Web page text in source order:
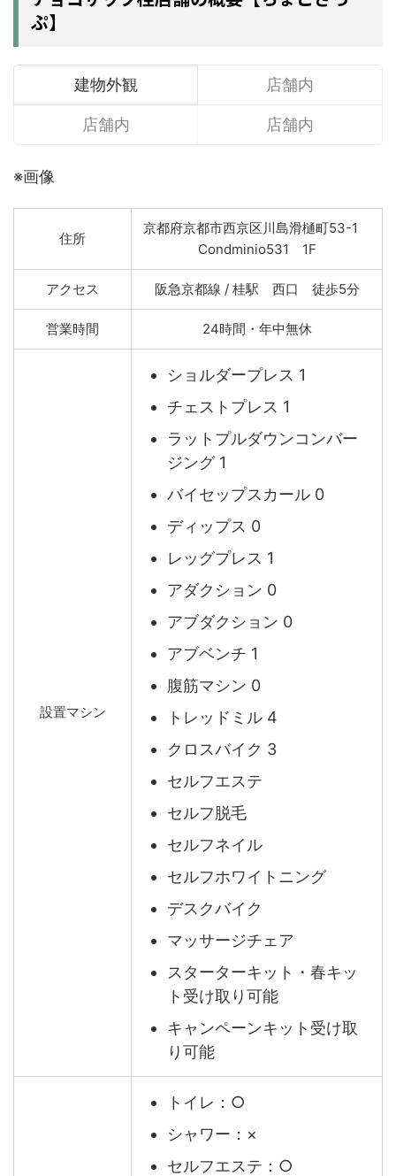
ぷ】
建物外観 店舗内
店舗内 店舗内
※画像
住所
京都府京都市西京区川島滑樋町53-1
Condminio531 1F
アクセス 阪急京都線 / 桂駅 西口 徒歩5分
営業時間 24時間・年中無休
設置マシン
ショルダープレス 1
チェストプレス 1
ラットプルダウンコンバー
ジング 1
バイセップスカール 0
ディップス 0
レッグプレス 1
アダクション 0
アブダクション 0
アブベンチ 1
腹筋マシン 0
トレッドミル 4
クロスバイク 3
セルフエステ
セルフ脱毛
セルフネイル
セルフホワイトニング
デスクバイク
マッサージチェア
スターターキット・春キッ
ト受け取り可能
キャンペーンキット受け取
り可能
トイレ：○
シャワー：×
セルフエステ：○